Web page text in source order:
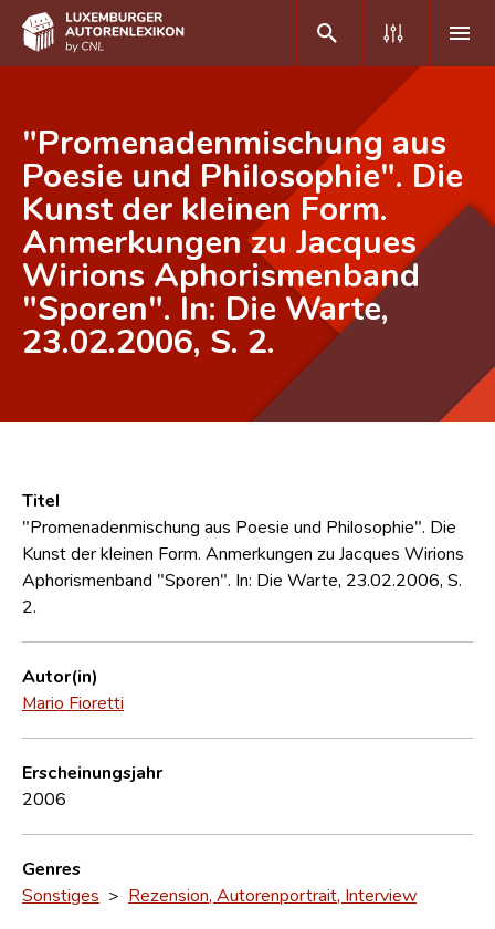
DE FR
Home
Autor(inn)en A-Z
Erweiterte Suche
Häufige Fragen und Antworten
Forschungsgruppe
"Promenadenmischung aus
Poesie und Philosophie". Die
Kunst der kleinen Form.
Anmerkungen zu Jacques
Wirions Aphorismenband
"Sporen". In: Die Warte,
23.02.2006, S. 2.
Titel
"Promenadenmischung aus Poesie und Philosophie". Die
Kunst der kleinen Form. Anmerkungen zu Jacques Wirions
Aphorismenband "Sporen". In: Die Warte, 23.02.2006, S.
2.
Autor(in)
Mario Fioretti
Erscheinungsjahr
2006
Genres
Sonstiges > Rezension, Autorenportrait, Interview